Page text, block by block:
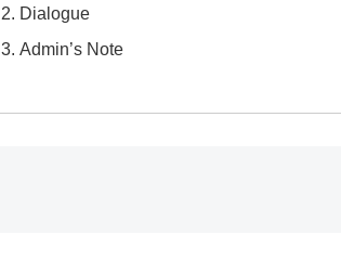
Dialogue
Admin’s Note